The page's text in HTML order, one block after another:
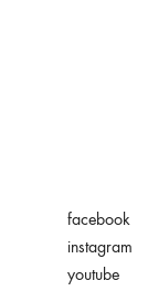
facebook
instagram
youtube